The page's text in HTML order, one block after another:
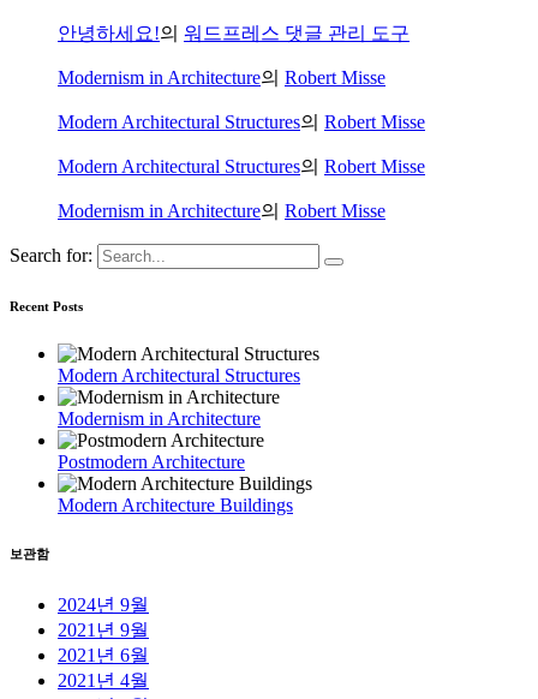
안녕하세요!의 워드프레스 댓글 관리 도구
Modernism in Architecture의 Robert Misse
Modern Architectural Structures의 Robert Misse
Modern Architectural Structures의 Robert Misse
Modernism in Architecture의 Robert Misse
Search for:
Recent Posts
Modern Architectural Structures
Modernism in Architecture
Postmodern Architecture
Modern Architecture Buildings
보관함
2024년 9월
2021년 9월
2021년 6월
2021년 4월